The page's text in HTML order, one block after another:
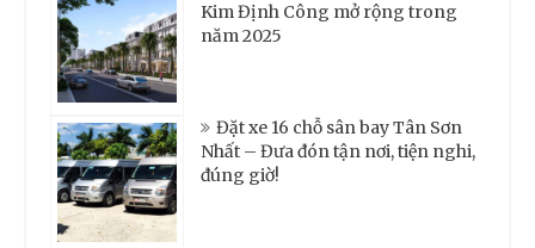
Kim Định Công mở rộng trong
năm 2025
Đặt xe 16 chỗ sân bay Tân Sơn
Nhất – Đưa đón tận nơi, tiện nghi,
đúng giờ!